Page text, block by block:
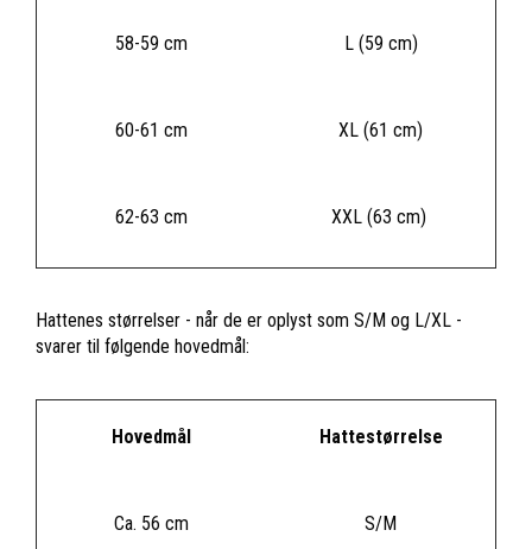
58-59 cm L (59 cm)
60-61 cm XL (61 cm)
62-63 cm XXL (63 cm)
Hattenes størrelser - når de er oplyst som S/M og L/XL -
svarer til følgende hovedmål:
Hovedmål Hattestørrelse
Ca. 56 cm S/M